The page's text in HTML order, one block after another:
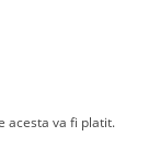
acesta va fi platit.